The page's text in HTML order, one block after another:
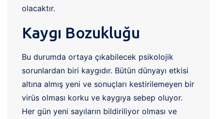
olacaktır.
Kaygı Bozukluğu
Bu durumda ortaya çıkabilecek psikolojik
sorunlardan biri kaygıdır. Bütün dünyayı etkisi
altına almış yeni ve sonuçları kestirilemeyen bir
virüs olması korku ve kaygıya sebep oluyor.
Her gün yeni sayıların bildiriliyor olması ve